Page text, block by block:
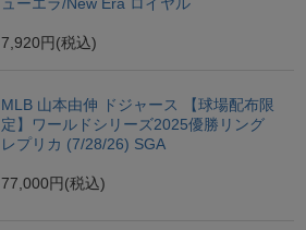
ューエラ/New Era ロイヤル
7,920円 (税込)
MLB 山本由伸 ドジャース 【球場配布限
定】ワールドシリーズ2025優勝リング
レプリカ (7/28/26) SGA
77,000円 (税込)